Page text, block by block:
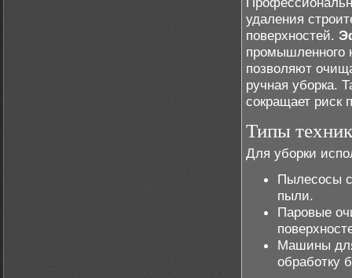
удаления
поверхностей.
промышленного
позволяют
ручная уборка.
сокращает риск
Типы
Для уборки
Пылесосы
пыли.
Паровые
Машины
обработку